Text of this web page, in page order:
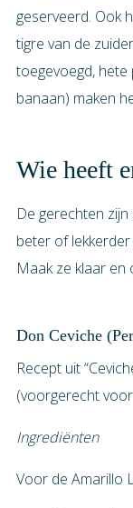
geserveerd. Ook
tigre van de
toegevoegd,
banaan) maken
Wie heeft
De gerechten
beter of
Maak ze klaar
Don Ceviche
Recept uit
(voorgerecht
Ingrediënten
Voor de Amarillo